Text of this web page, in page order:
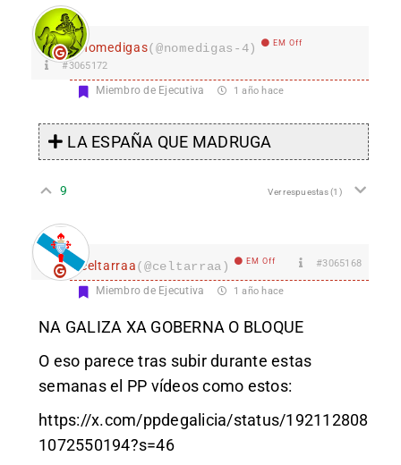
nomedigas(@nomedigas-4) EM Off
#3065172
Miembro de Ejecutiva 1 año hace
LA ESPAÑA QUE MADRUGA
9 Ver respuestas(1)
celtarraa(@celtarraa) EM Off #3065168
Miembro de Ejecutiva 1 año hace
NA GALIZA XA GOBERNA O BLOQUE
O eso parece tras subir durante estas
semanas el PP vídeos como estos:
https://x.com/ppdegalicia/status/192112808
1072550194?s=46